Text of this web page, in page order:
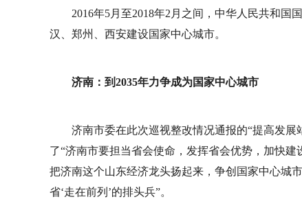
2016年5月至2018年2月之间，中华人民共和
汉、郑州、西安建设国家中心城市。
济南：到2035年力争成为国家中心城市
济南市委在此次巡视整改情况通报的“提高发展
了“济南市要担当省会使命，发挥省会优势，加快
把济南这个山东经济龙头扬起来，争创国家中心城
省‘走在前列’的排头兵”。